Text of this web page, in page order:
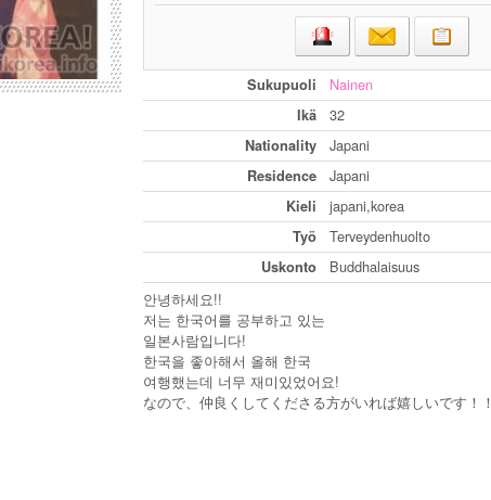
Sukupuoli Nainen
Ikä 32
Nationality Japani
Residence Japani
Kieli japani,korea
Työ Terveydenhuolto
Uskonto
Buddhalaisuus
안녕하세요!!
저는 한국어를 공부하고 있는
일본사람입니다!
한국을 좋아해서 올해 한국
여행했는데 너무 재미있었어요!
なので、仲良くしてくださる方がいれば嬉しいです！！